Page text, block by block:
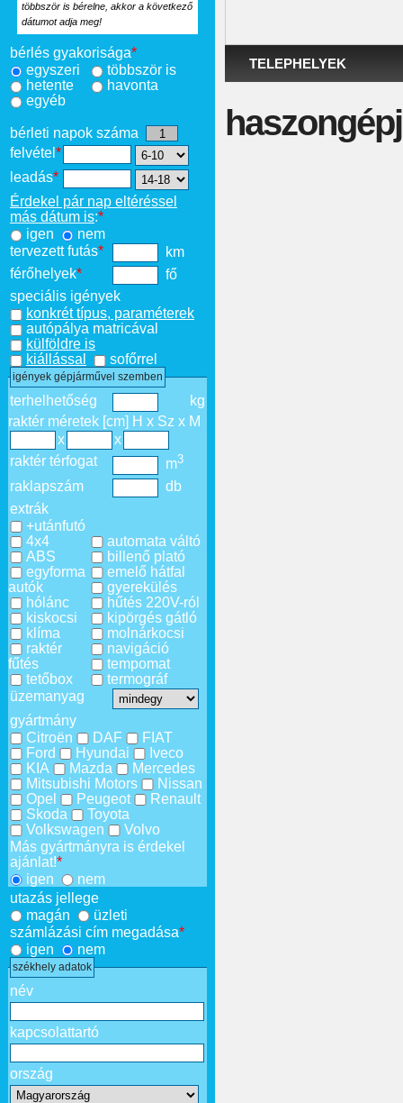
többször is bérelne, akkor a következő
dátumot adja meg!
bérlés gyakorisága*
egyszeri
többször is
hetente
havonta
egyéb
bérleti napok száma
felvétel *
leadás*
Érdekel pár nap eltéréssel
más dátum is:*
igen
nem
tervezett futás*
km
férőhelyek*
fő
speciális igények
konkrét típus, paraméterek
autópálya matricával
külföldre is
kiállással
sofőrrel
igények gépjárművel szemben
terhelhetőség
kg
raktér méretek [cm] H x Sz x M
x
x
raktér térfogat
m3
raklapszám
db
extrák
+utánfutó
4x4
ABS
egyforma
autók
hólánc
kiskocsi
klíma
raktér
fűtés
tetőbox
automata váltó
billenő plató
emelő hátfal
gyerekülés
hűtés 220V-ról
kipörgés gátló
molnárkocsi
navigáció
tempomat
termográf
üzemanyag
gyártmány
Citroën
DAF
FIAT
Ford
Hyundai
Iveco
KIA
Mazda
Mercedes
Mitsubishi Motors
Nissan
Opel
Peugeot
Renault
Skoda
Toyota
Volkswagen
Volvo
Más gyártmányra is érdekel
ajánlat!*
igen
nem
utazás jellege
magán
üzleti
számlázási cím megadása*
igen
nem
székhely adatok
név
kapcsolattartó
ország
TELEPHELYEK